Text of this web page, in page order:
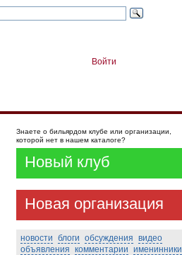
Войти
Знаете о бильярдом клубе или организации,
которой нет в нашем каталоге?
Новый клуб
Новая организация
новости блоги обсуждения видео
объявления комментарии именинники